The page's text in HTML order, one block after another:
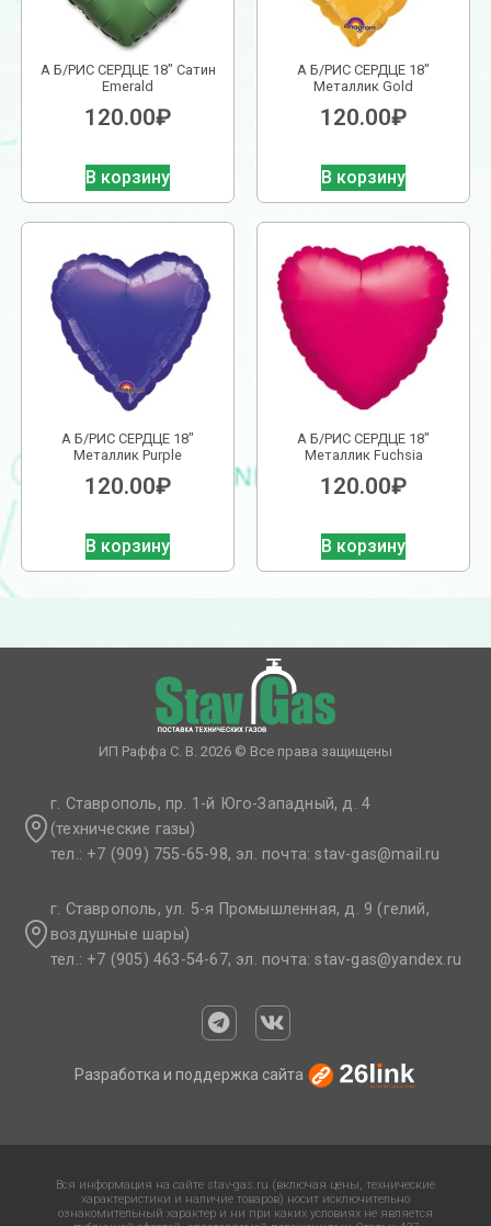
А Б/РИС СЕРДЦЕ 18″ Сатин
Emerald
120.00₽
В корзину
А Б/РИС СЕРДЦЕ 18″
Металлик Gold
120.00₽
В корзину
А Б/РИС СЕРДЦЕ 18″
Металлик Purple
120.00₽
В корзину
А Б/РИС СЕРДЦЕ 18″
Металлик Fuchsia
120.00₽
В корзину
ИП Раффа С. В. 2026 © Все права защищены
г. Ставрополь, пр. 1-й Юго-Западный, д. 4
(технические газы)
тел.: +7 (909) 755-65-98, эл. почта: stav-gas@mail.ru​
г. Ставрополь, ул. 5-я Промышленная, д. 9 (гелий,
воздушные шары)
тел.: +7 (905) 463-54-67, эл. почта: stav-gas@yandex.ru​
Разработка и поддержка сайта
Вся информация на сайте stav-gas.ru (включая цены, технические
характеристики и наличие товаров) носит исключительно
ознакомительный характер и ни при каких условиях не является